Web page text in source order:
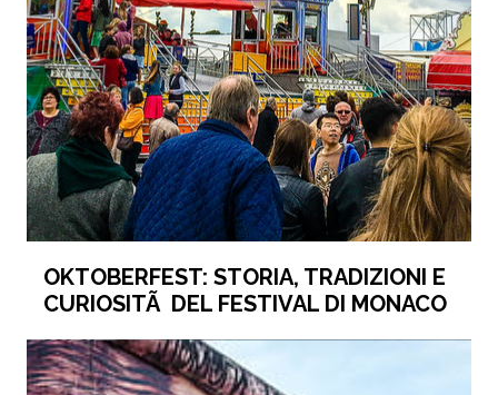
OKTOBERFEST: STORIA, TRADIZIONI E
CURIOSITÃ DEL FESTIVAL DI MONACO